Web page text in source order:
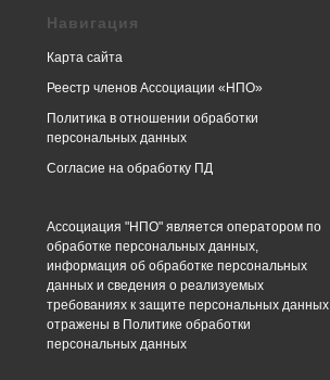
Навигация
Карта сайта
Реестр членов Ассоциации «НПО»
Политика в отношении обработки
персональных данных
Согласие на обработку ПД
Ассоциация "НПО" является оператором по
обработке персональных данных,
информация об обработке персональных
данных и сведения о реализуемых
требованиях к защите персональных данных
отражены в Политике обработки
персональных данных